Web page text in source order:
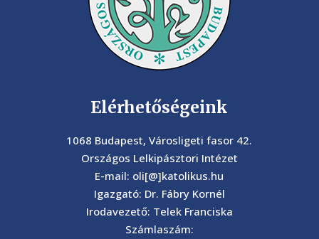
Elérhetőségeink
1068 Budapest, Városligeti fasor 42.
Országos Lelkipásztori Intézet
E-mail: oli[@]katolikus.hu
Igazgató: Dr. Fábry Kornél
Irodavezető: Telek Franciska
Számlaszám: